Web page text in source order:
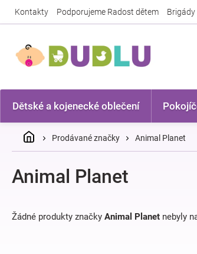
Kontakty Podporujeme Radost dětem Brigády
Dětské a kojenecké oblečení
DomůProdávané značky Animal Planet
Animal Planet
Žádné produkty značky Animal Planet nebyly